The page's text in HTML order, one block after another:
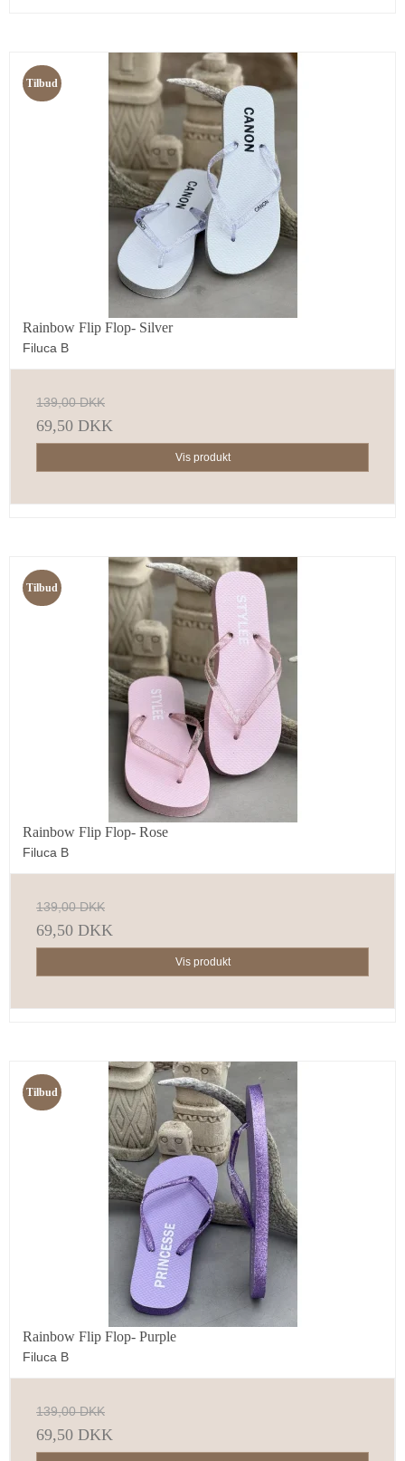
Tilbud
Rainbow Flip Flop- Silver
Filuca B
139,00 DKK
69,50 DKK
Vis produkt
Tilbud
Rainbow Flip Flop- Rose
Filuca B
139,00 DKK
69,50 DKK
Vis produkt
Tilbud
Rainbow Flip Flop- Purple
Filuca B
139,00 DKK
69,50 DKK